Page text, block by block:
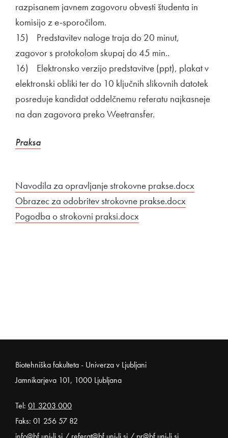
razpisanem javnem zagovoru obvesti študenta in
komisijo z e-sporočilom.
15) Predstavitev naloge traja do 20 minut,
zagovor s protokolom skupaj do 45 min..
16) Elektronsko verzijo predstavitve (ppt), plakat v
elektronski obliki ter do 10 ključnih slikovnih datotek
posreduje kandidat oddelčnemu referatu najkasneje
na dan zagovora preko Weetransfer.
Praksa
Povezava na dokument
Navodila za opravljanje strokovne prakse.docx
Povezava na dokument
Obrazec za odobritev strokovne prakse.docx
Povezava na dokument
Pogodba o strokovni praksi.docx
Noga strani
Biotehniška fakulteta - Univerza v Ljubljani
Jamnikarjeva 101, 1000 Ljubljana
Tel: 01 3203 000
Faks: 01 256 57 82